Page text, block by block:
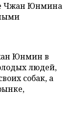
Чжан Юнмина
Юнмин в
людей,
собак, а